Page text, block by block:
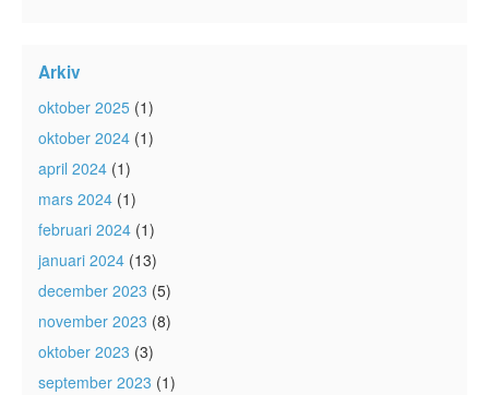
Arkiv
oktober 2025 (1)
oktober 2024 (1)
april 2024 (1)
mars 2024 (1)
februari 2024 (1)
januari 2024 (13)
december 2023 (5)
november 2023 (8)
oktober 2023 (3)
september 2023 (1)